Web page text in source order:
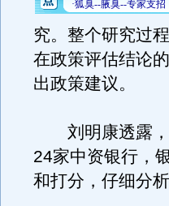
究。整个研究过
在政策评估结论
出政策建议。
刘明康透露，
24家中资银行，
和打分，仔细分